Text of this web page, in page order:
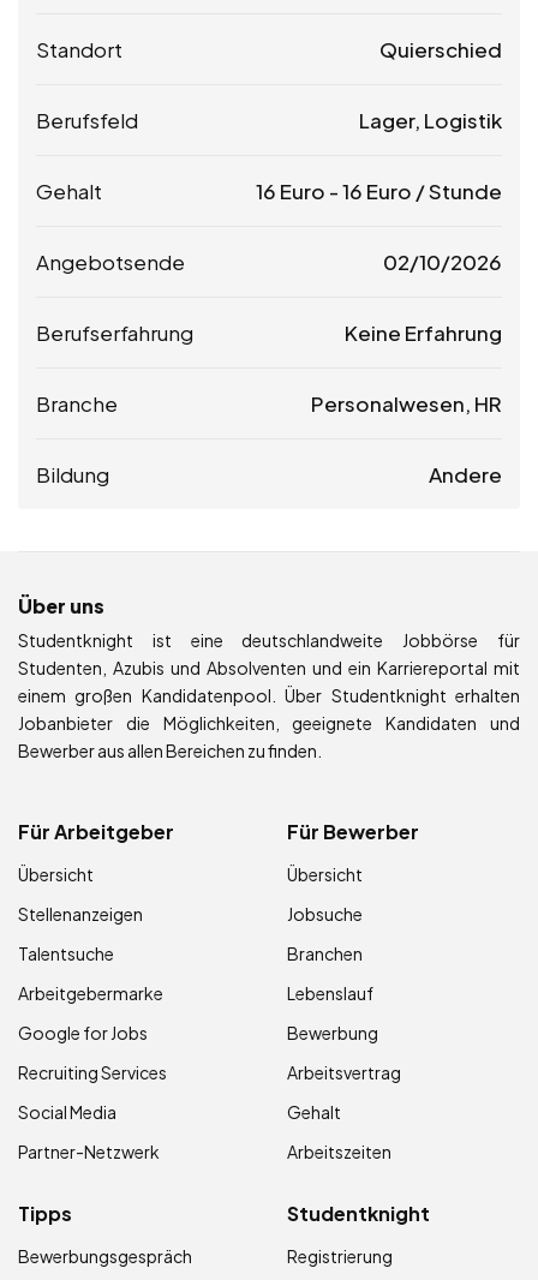
Standort Quierschied
Berufsfeld Lager, Logistik
Gehalt 16 Euro -16 Euro / Stunde
Angebotsende 02/10/2026
Berufserfahrung Keine Erfahrung
Branche Personalwesen, HR
Bildung Andere
Über uns
Studentknight ist eine deutschlandweite Jobbörse für
Studenten, Azubis und Absolventen und ein Karriereportal mit
einem großen Kandidatenpool. Über Studentknight erhalten
Jobanbieter die Möglichkeiten, geeignete Kandidaten und
Bewerber aus allen Bereichen zu finden.
Für Arbeitgeber
Übersicht
Stellenanzeigen
Talentsuche
Arbeitgebermarke
Google for Jobs
Recruiting Services
Social Media
Partner-Netzwerk
Für Bewerber
Übersicht
Jobsuche
Branchen
Lebenslauf
Bewerbung
Arbeitsvertrag
Gehalt
Arbeitszeiten
Tipps
Bewerbungsgespräch
Studentknight
Registrierung